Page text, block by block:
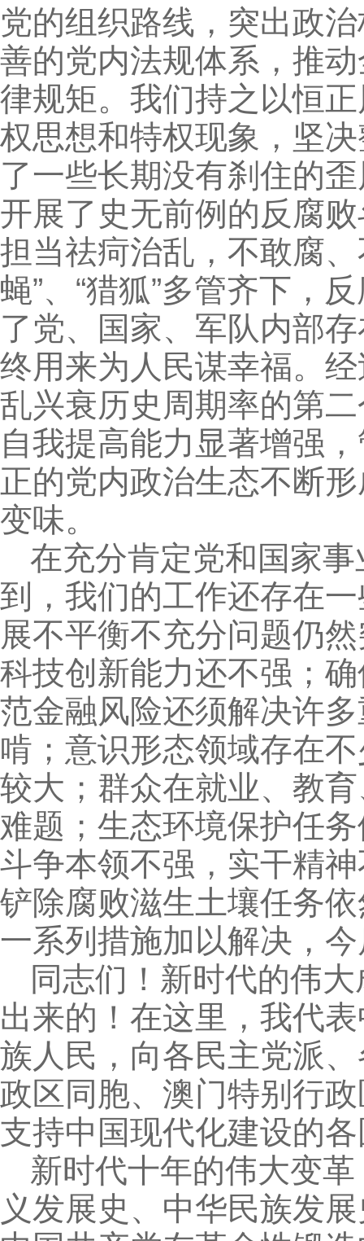
党的组织路线，突出政
善的党内法规体系，推
律规矩。我们持之以恒
权思想和特权现象，坚
了一些长期没有刹住的
开展了史无前例的反腐
担当祛疴治乱，不敢腐
蝇”、“猎狐”多管齐下，
了党、国家、军队内部
终用来为人民谋幸福。
乱兴衰历史周期率的第
自我提高能力显著增强
正的党内政治生态不断
变味。
在充分肯定党和国家
到，我们的工作还存在
展不平衡不充分问题仍
科技创新能力还不强；
范金融风险还须解决许
啃；意识形态领域存在
较大；群众在就业、教
难题；生态环境保护任
斗争本领不强，实干精
铲除腐败滋生土壤任务
一系列措施加以解决，
同志们！新时代的伟
出来的！在这里，我代
族人民，向各民主党派
政区同胞、澳门特别行
支持中国现代化建设的
新时代十年的伟大变
义发展史、中华民族发